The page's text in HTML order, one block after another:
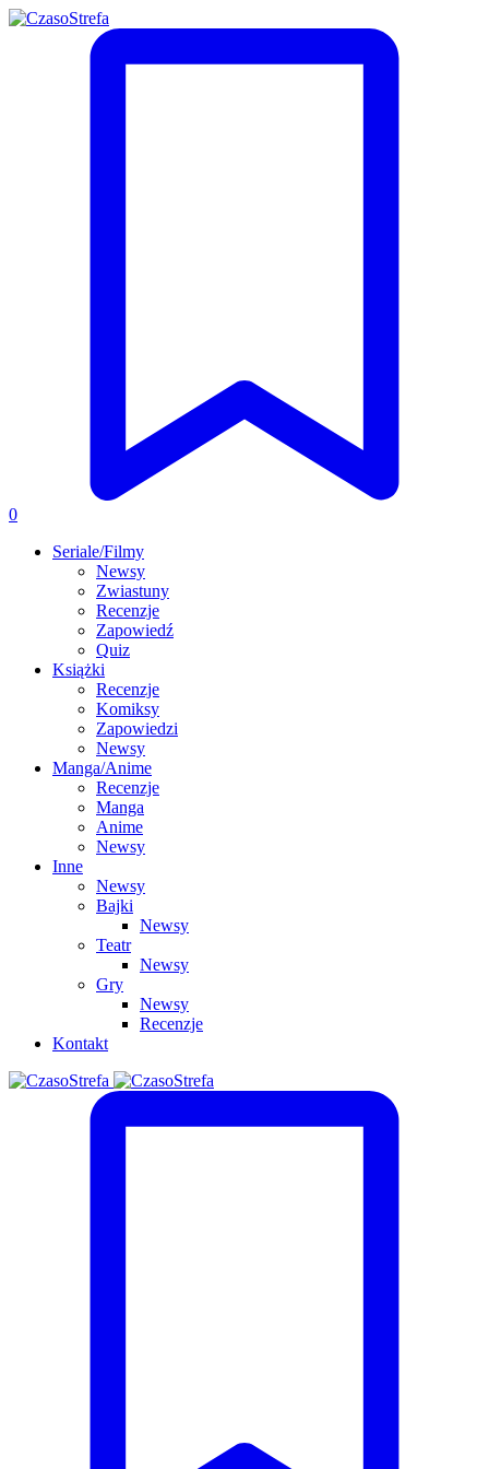
0
Seriale/Filmy
Newsy
Zwiastuny
Recenzje
Zapowiedź
Quiz
Książki
Recenzje
Komiksy
Zapowiedzi
Newsy
Manga/Anime
Recenzje
Manga
Anime
Newsy
Inne
Newsy
Bajki
Newsy
Teatr
Newsy
Gry
Newsy
Recenzje
Kontakt